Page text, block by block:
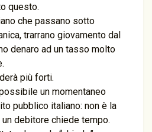
questo.
che passano sotto
trarrano giovamento dal
denaro ad un tasso molto
più forti.
un momentaneo
pubblico italiano: non è la
debitore chiede tempo.